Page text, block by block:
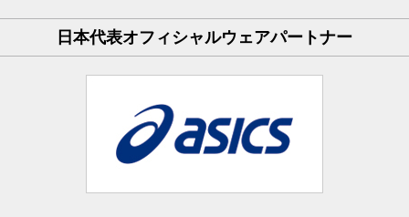
日本代表オフィシャルウェアパートナー